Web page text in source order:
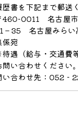
歴書を下記まで郵送
460-0011 名古屋市
－35 名古屋みらい
係宛
遇（給与・交通費
問い合わせください。
い合わせ先：